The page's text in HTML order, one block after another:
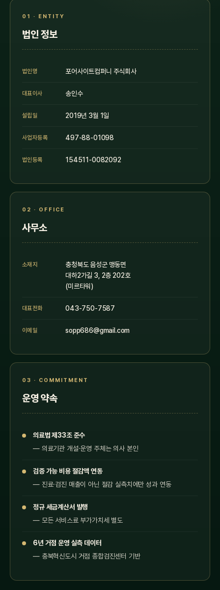
01 · ENTITY
법인 정보
법인명 포어사이트컴퍼니 주식회사
대표이사 송인수
설립일 2019년 3월 1일
사업자등록 497-88-01098
법인등록 154511-0082092
02 · OFFICE
사무소
소재지
충청북도 음성군 맹동면
대하2가길 3, 2층 202호
(미르타워)
대표전화 043-750-7587
이메일 sopp686@gmail.com
03 · COMMITMENT
운영 약속
의료법 제33조 준수
— 의료기관 개설·운영 주체는 의사 본인
검증 가능 비용 절감액 연동
— 진료·검진 매출이 아닌 절감 실측치에만 성과 연동
정규 세금계산서 발행
— 모든 서비스료 부가가치세 별도
6년 거점 운영 실측 데이터
— 충북혁신도시 거점 종합검진센터 기반